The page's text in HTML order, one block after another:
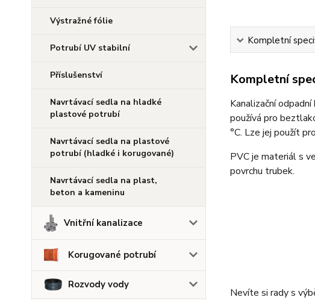
Výstražné fólie
Potrubí UV stabilní
Příslušenství
Navrtávací sedla na hladké
plastové potrubí
Navrtávací sedla na plastové
potrubí (hladké i korugované)
Navrtávací sedla na plast,
beton a kameninu
Vnitřní kanalizace
Korugované potrubí
Rozvody vody
Kompletní
Kompletní
Kanalizační
používá pro
°C. Lze jej použít
PVC je materiál s
povrchu trubek.
Nevíte si rady s